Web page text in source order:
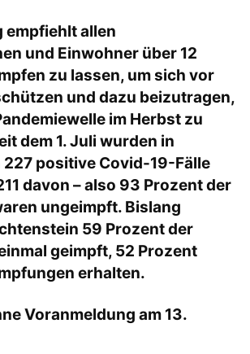
empfiehlt allen
und Einwohner über 12
zu lassen, um sich vor
und dazu beizutragen,
im Herbst zu
dem 1. Juli wurden in
positive Covid-19-Fälle
davon – also 93 Prozent der
ungeimpft. Bislang
59 Prozent der
geimpft, 52 Prozent
erhalten.
Voranmeldung am 13.